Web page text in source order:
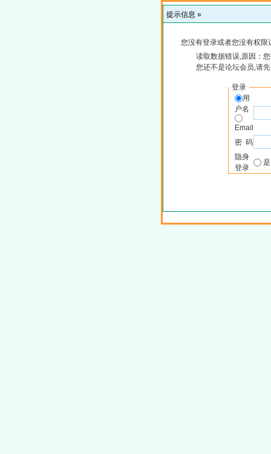
提示信息 »
您没有登录或者您没有权
读取数据错误,原因：
您还不是论坛会员,请
登录
用
户名
Email
密 码
隐身
登录